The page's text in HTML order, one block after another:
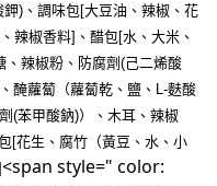
)、調味包[大豆油、辣椒、花
辣椒香料]、醋包[水、大米、
、辣椒粉、防腐劑(己二烯酸
醃蘿蔔（蘿蔔乾、鹽、L-麩酸
(苯甲酸鈉)）、木耳、辣椒
[花生、腐竹（黃豆、水、小
<span style=" color: